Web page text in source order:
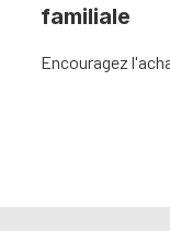
familiale
Encouragez